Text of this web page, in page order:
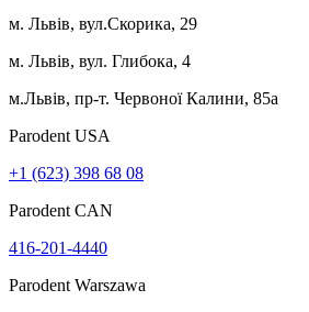
м. Львів, вул.Скорика, 29
м. Львів, вул. Глибока, 4
м.Львів, пр-т. Червоної Калини, 85а
Parodent USА
+1 (623) 398 68 08
Parodent CAN
416-201-4440
Parodent Warszawa